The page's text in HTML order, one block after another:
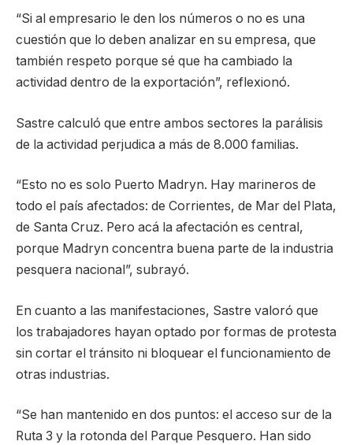
“Si al empresario le den los números o no es una
cuestión que lo deben analizar en su empresa, que
también respeto porque sé que ha cambiado la
actividad dentro de la exportación”, reflexionó.
Sastre calculó que entre ambos sectores la parálisis
de la actividad perjudica a más de 8.000 familias.
“Esto no es solo Puerto Madryn. Hay marineros de
todo el país afectados: de Corrientes, de Mar del Plata,
de Santa Cruz. Pero acá la afectación es central,
porque Madryn concentra buena parte de la industria
pesquera nacional”, subrayó.
En cuanto a las manifestaciones, Sastre valoró que
los trabajadores hayan optado por formas de protesta
sin cortar el tránsito ni bloquear el funcionamiento de
otras industrias.
“Se han mantenido en dos puntos: el acceso sur de la
Ruta 3 y la rotonda del Parque Pesquero. Han sido